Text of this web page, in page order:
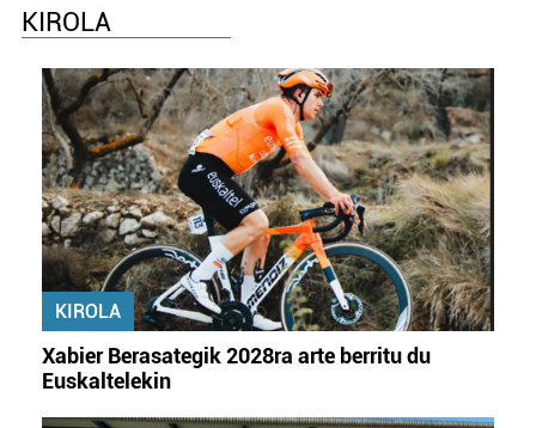
KIROLA
KIROLA
Xabier Berasategik 2028ra arte berritu du
Euskaltelekin